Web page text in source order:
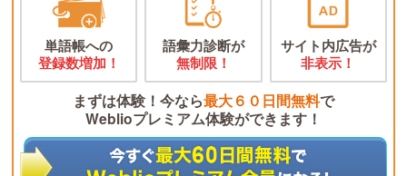
単語帳への
登録数増加！
語彙力診断が
無制限！
サイト内広告が
非表示！
まずは体験！今なら最大６０日間無料で
Weblioプレミアム体験ができます！